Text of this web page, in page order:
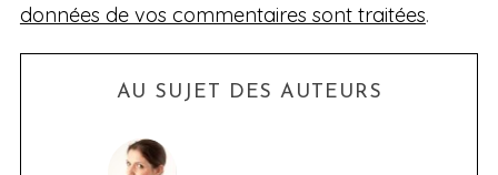
données de vos commentaires sont traitées.
AU SUJET DES AUTEURS